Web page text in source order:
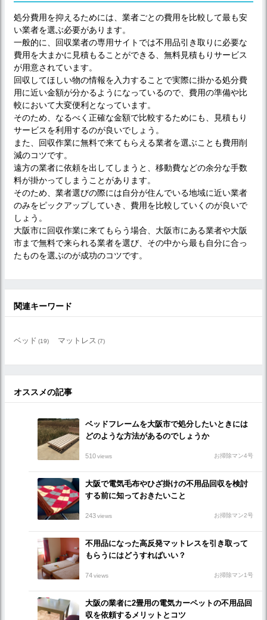
処分費用を抑えるためには、業者ごとの費用を比較して最も安
い業者を選ぶ必要があります。
一般的に、回収業者の専用サイトでは不用品引き取りに必要な
費用を大まかに見積もることができる、無料見積もりサービス
が用意されています。
回収してほしい物の情報を入力することで実際に掛かる処分費
用に近い金額が分かるようになっているので、費用の準備や比
較において大変便利となっています。
そのため、なるべく正確な金額で比較するためにも、見積もり
サービスを利用するのが良いでしょう。
また、回収作業に無料で来てもらえる業者を選ぶことも費用削
減のコツです。
遠方の業者に依頼を出してしまうと、移動費などの余分な手数
料が掛かってしまうことがあります。
そのため、業者選びの際には自分が住んでいる地域に近い業者
のみをピックアップしていき、費用を比較していくのが良いで
しょう。
大阪市に回収作業に来てもらう場合、大阪市にある業者や大阪
市まで無料で来られる業者を選び、その中から最も自分に合っ
たものを選ぶのが成功のコツです。
関連キーワード
ベッド (19) マットレス (7)
オススメの記事
ベッドフレームを大阪市で処分したいときには
どのような方法があるのでしょうか
510views お掃除マン4号
大阪で電気毛布やひざ掛けの不用品回収を検討
する前に知っておきたいこと
243views お掃除マン2号
不用品になった高反発マットレスを引き取って
もらうにはどうすればいい？
74views お掃除マン1号
大阪の業者に2畳用の電気カーペットの不用品回
収を依頼するメリットとコツ